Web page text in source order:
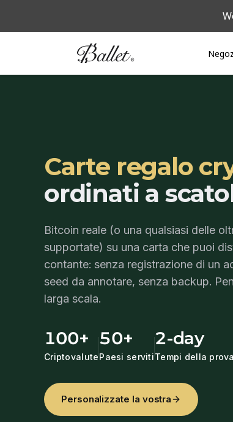
Carte regalo
ordinati a
Bitcoin reale (o una qualsiasi delle
supportate) su una carta che puoi
contante: senza registrazione di un
seed da annotare, senza backup.
larga scala.
100+
Criptovalute
50+
Paesi serviti
2-day
Tempi della prova
Personalizzate la vostra